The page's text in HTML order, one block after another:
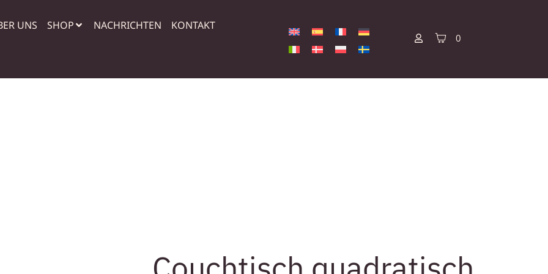
UNS SHOP NACHRICHTEN KONTAKT
0